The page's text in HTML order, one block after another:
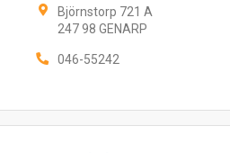
Björnstorp 721 A
247 98 GENARP
046-55242